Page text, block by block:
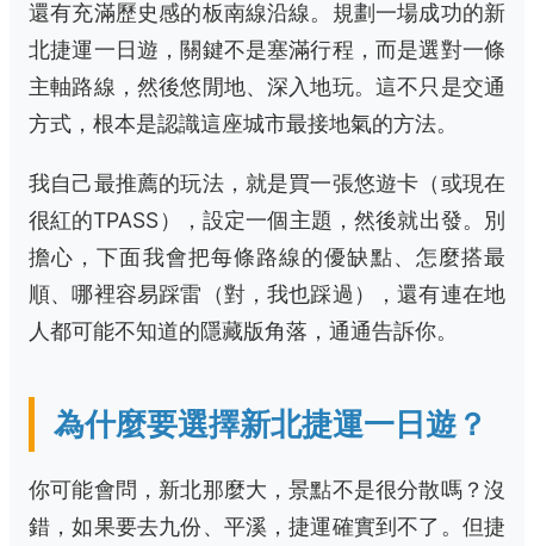
還有充滿歷史感的板南線沿線。規劃一場成功的新
北捷運一日遊，關鍵不是塞滿行程，而是選對一條
主軸路線，然後悠閒地、深入地玩。這不只是交通
方式，根本是認識這座城市最接地氣的方法。
我自己最推薦的玩法，就是買一張悠遊卡（或現在
很紅的TPASS），設定一個主題，然後就出發。別
擔心，下面我會把每條路線的優缺點、怎麼搭最
順、哪裡容易踩雷（對，我也踩過），還有連在地
人都可能不知道的隱藏版角落，通通告訴你。
為什麼要選擇新北捷運一日遊？
你可能會問，新北那麼大，景點不是很分散嗎？沒
錯，如果要去九份、平溪，捷運確實到不了。但捷